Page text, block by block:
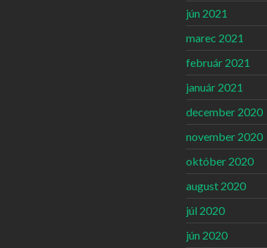
jún 2021
marec 2021
február 2021
január 2021
december 2020
november 2020
október 2020
august 2020
júl 2020
jún 2020